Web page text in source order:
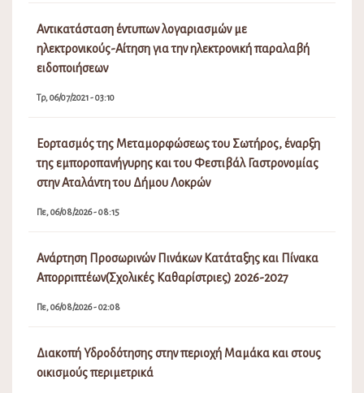
Αντικατάσταση έντυπων λογαριασμών με
ηλεκτρονικούς-Αίτηση για την ηλεκτρονική παραλαβή
ειδοποιήσεων
Τρ, 06/07/2021 - 03:10
Εορτασμός της Μεταμορφώσεως του Σωτήρος, έναρξη
της εμποροπανήγυρης και του Φεστιβάλ Γαστρονομίας
στην Αταλάντη του Δήμου Λοκρών
Πε, 06/08/2026 - 08:15
Ανάρτηση Προσωρινών Πινάκων Κατάταξης και Πίνακα
Απορριπτέων(Σχολικές Καθαρίστριες) 2026-2027
Πε, 06/08/2026 - 02:08
Διακοπή Υδροδότησης στην περιοχή Μαμάκα και στους
οικισμούς περιμετρικά